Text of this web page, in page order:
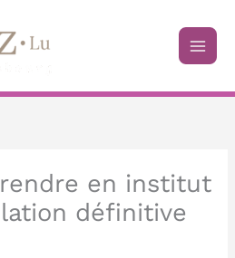
en institut
définitive